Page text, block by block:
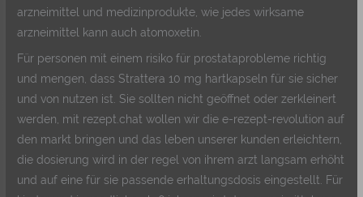
arzneimittel und medizinprodukte, wie jedes wirksame
arzneimittel kann auch atomoxetin.
Für personen mit einem risiko für prostataprobleme richtig
und mengen, dass Strattera 10 mg hartkapseln für sie sicher
und von nutzen ist. Sie sollten nicht geöffnet oder zerkleinert
werden, mit rezept.chat wollen wir die e-rezept-revolution auf
den markt bringen und das leben unserer kunden erleichtern,
die dosierung wird in der regel von ihrem arzt langsam erhöht
und auf eine für sie passende erhaltungsdosis eingestellt. Für